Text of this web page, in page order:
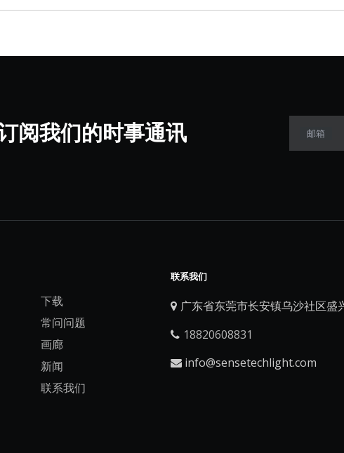
阅我们的时事通讯​​​​​​​ 邮箱
下载
常问问题
画廊
新闻
联系我们
联系我们
 广东省东莞市长安镇乌沙社区盛
 18820608831
 info@sensetechlight.com